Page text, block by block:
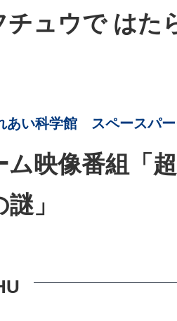
チュウで はた
あい科学館 スペースパ
ム映像番組「
」